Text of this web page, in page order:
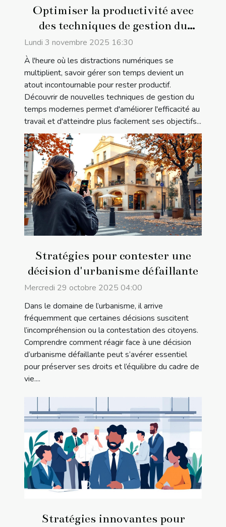
Optimiser la productivité avec
des techniques de gestion du
temps modernes
Lundi 3 novembre 2025 16:30
À l'heure où les distractions numériques se
multiplient, savoir gérer son temps devient un
atout incontournable pour rester productif.
Découvrir de nouvelles techniques de gestion du
temps modernes permet d'améliorer l'efficacité au
travail et d'atteindre plus facilement ses objectifs...
Stratégies pour contester une
décision d'urbanisme défaillante
Mercredi 29 octobre 2025 04:00
Dans le domaine de l’urbanisme, il arrive
fréquemment que certaines décisions suscitent
l’incompréhension ou la contestation des citoyens.
Comprendre comment réagir face à une décision
d’urbanisme défaillante peut s’avérer essentiel
pour préserver ses droits et l’équilibre du cadre de
vie....
Stratégies innovantes pour